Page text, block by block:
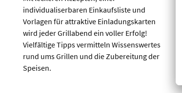
individualiserbaren Einkaufsliste und
Vorlagen für attraktive Einladungskarten
wird jeder Grillabend ein voller Erfolg!
Vielfältige Tipps vermitteln Wissenswertes
rund ums Grillen und die Zubereitung der
Speisen.